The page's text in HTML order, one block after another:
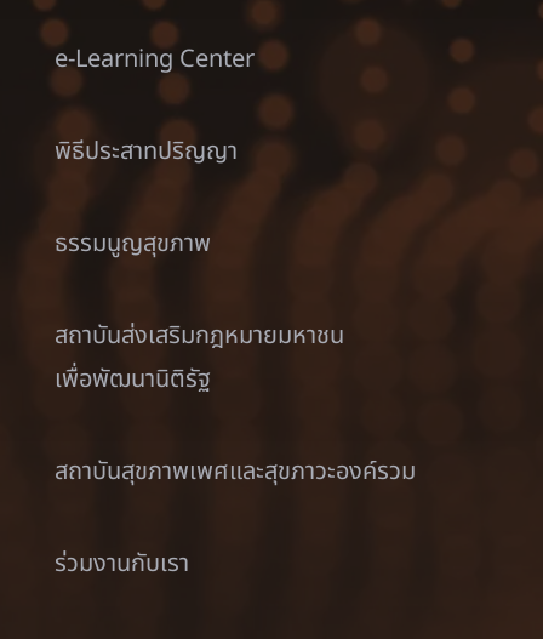
e-Learning Center
พิธีประสาทปริญญา
ธรรมนูญสุขภาพ
สถาบันส่งเสริมกฎหมายมหาชน
เพื่อพัฒนานิติรัฐ
สถาบันสุขภาพเพศและสุขภาวะองค์รวม
ร่วมงานกับเรา